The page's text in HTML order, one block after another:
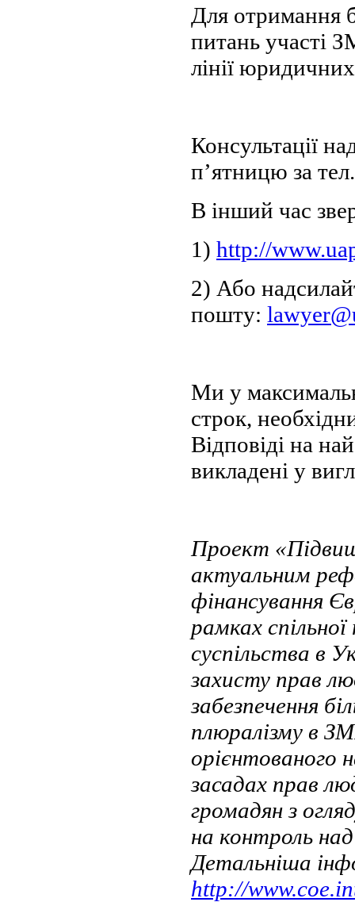
Для отримання
питань участі
лінії
Консультації
п’ятницю за
В інший час
1) http://
2) Або
пошту:
Ми у
строк,
Відповіді на
викладені у
Проект
актуальним
фінансування
рамках
суспільства в
захисту прав
забезпечення
плюралізму в
орієнтованого
засадах прав
громадян з
на контроль
Детальніша
http://